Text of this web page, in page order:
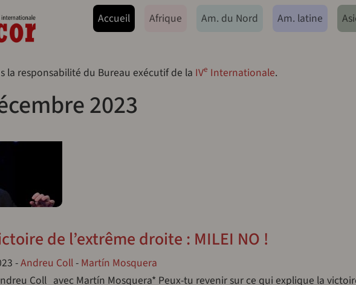
Navegação principal
Accueil Afrique Am. du Nord Am. latine
la responsabilité du Bureau exécutif de la IVe Internationale.
2023
de l’extrême droite : MILEI NO !
-Andreu Coll- Martín Mosquera
Coll avec Martín Mosquera* Peux-tu revenir sur ce qui explique la